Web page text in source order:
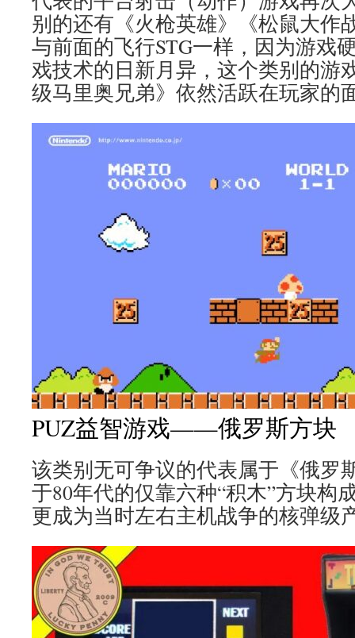
别的还有《火枪英雄》《松鼠大作
与前面的飞行STG一样，因为游戏
戏技术的日新月异，这个类别的游
级马里奥兄弟》依然活跃在玩家的
PUZ益智游戏——俄罗斯方块
该类别无可争议的代表属于《俄罗
于80年代的仅靠六种“积木”方块构
更成为当时左右主机战争的核弹级